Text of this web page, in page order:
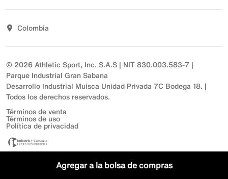
Agregar a la bolsa de compras
Comunicate con nosotros
Sostenibilidad
T&C actividades comerciales
Colombia
© 2026 Athletic Sport, Inc. S.A.S | NIT 830.003.583-7 |
Parque Industrial Gran Sabana
Desarrollo Industrial Muisca Unidad Privada 7C Bodega 18. |
Todos los derechos reservados.
Términos de venta
Términos de uso
Política de privacidad